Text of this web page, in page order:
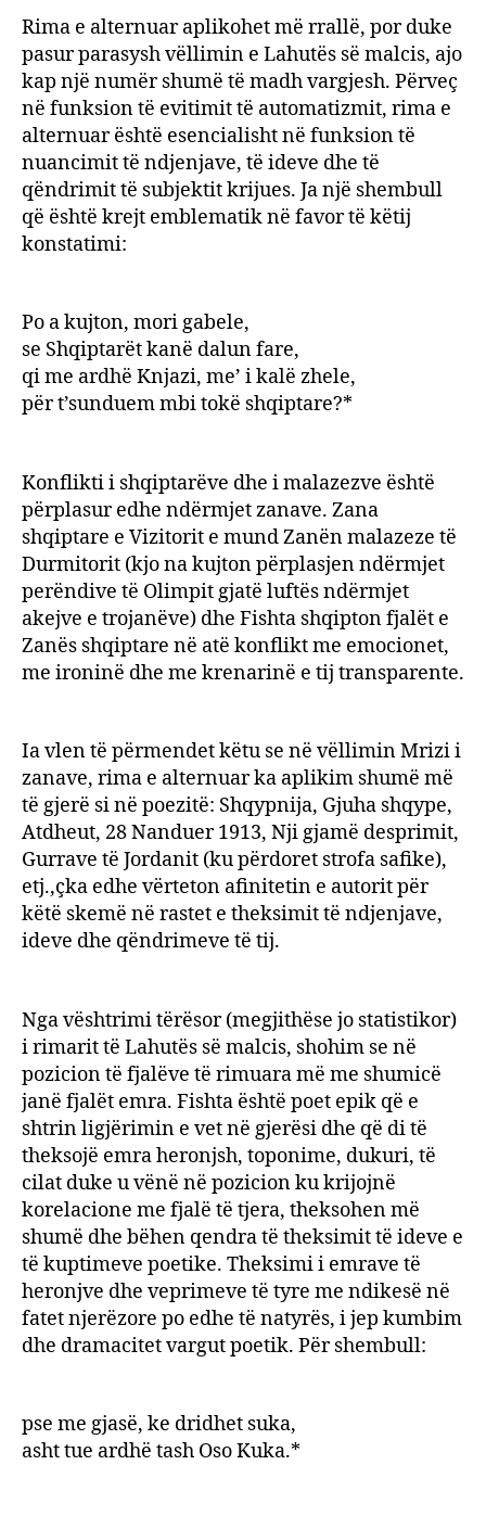
Rima e alternuar aplikohet më rrallë, por duke
pasur parasysh vëllimin e Lahutës së malcis, ajo
kap një numër shumë të madh vargjesh. Përveç
në funksion të evitimit të automatizmit, rima e
alternuar është esencialisht në funksion të
nuancimit të ndjenjave, të ideve dhe të
qëndrimit të subjektit krijues. Ja një shembull
që është krejt emblematik në favor të këtij
konstatimi:
Po a kujton, mori gabele,
se Shqiptarët kanë dalun fare,
qi me ardhë Knjazi, me’ i kalë zhele,
për t’sunduem mbi tokë shqiptare?*
Konflikti i shqiptarëve dhe i malazezve është
përplasur edhe ndërmjet zanave. Zana
shqiptare e Vizitorit e mund Zanën malazeze të
Durmitorit (kjo na kujton përplasjen ndërmjet
perëndive të Olimpit gjatë luftës ndërmjet
akejve e trojanëve) dhe Fishta shqipton fjalët e
Zanës shqiptare në atë konflikt me emocionet,
me ironinë dhe me krenarinë e tij transparente.
Ia vlen të përmendet këtu se në vëllimin Mrizi i
zanave, rima e alternuar ka aplikim shumë më
të gjerë si në poezitë: Shqypnija, Gjuha shqype,
Atdheut, 28 Nanduer 1913, Nji gjamë desprimit,
Gurrave të Jordanit (ku përdoret strofa safike),
etj.,çka edhe vërteton afinitetin e autorit për
këtë skemë në rastet e theksimit të ndjenjave,
ideve dhe qëndrimeve të tij.
Nga vështrimi tërësor (megjithëse jo statistikor)
i rimarit të Lahutës së malcis, shohim se në
pozicion të fjalëve të rimuara më me shumicë
janë fjalët emra. Fishta është poet epik që e
shtrin ligjërimin e vet në gjerësi dhe që di të
theksojë emra heronjsh, toponime, dukuri, të
cilat duke u vënë në pozicion ku krijojnë
korelacione me fjalë të tjera, theksohen më
shumë dhe bëhen qendra të theksimit të ideve e
të kuptimeve poetike. Theksimi i emrave të
heronjve dhe veprimeve të tyre me ndikesë në
fatet njerëzore po edhe të natyrës, i jep kumbim
dhe dramacitet vargut poetik. Për shembull:
pse me gjasë, ke dridhet suka,
asht tue ardhë tash Oso Kuka.*